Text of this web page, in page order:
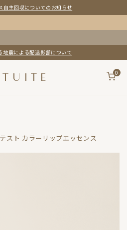
自主回収についてのお知らせ
地震による配送影響について
T U I T E 0
スト カラーリップエッセンス